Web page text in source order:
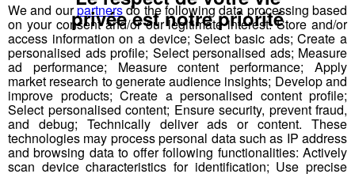
Serveur - serveuse
Technicien(ne) contrôle et qualité
mécanique travail métaux
We and ourpartnersdo the following data processing based
on your consent and/or our legitimate interest: Store and/or
access information on a device; Select basic ads; Create a
personalised ads profile; Select personalised ads; Measure
ad performance; Measure content performance; Apply
market research to generate audience insights; Develop and
improve products; Create a personalised content profile;
Select personalised content; Ensure security, prevent fraud,
and debug; Technically deliver ads or content. These
technologies may process personal data such as IP address
and browsing data to offer following functionalities: Actively
scan device characteristics for identification; Use precise
privée est notre priorité